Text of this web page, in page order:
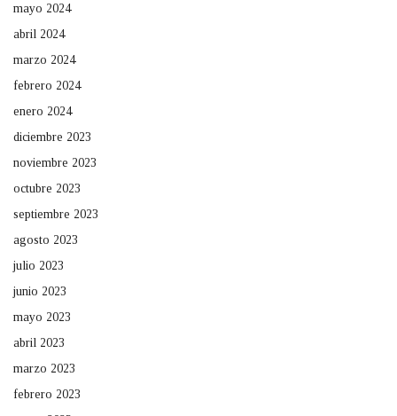
mayo 2024
abril 2024
marzo 2024
febrero 2024
enero 2024
diciembre 2023
noviembre 2023
octubre 2023
septiembre 2023
agosto 2023
julio 2023
junio 2023
mayo 2023
abril 2023
marzo 2023
febrero 2023